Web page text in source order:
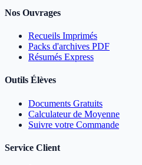
Nos Ouvrages
Recueils Imprimés
Packs d'archives PDF
Résumés Express
Outils Élèves
Documents Gratuits
Calculateur de Moyenne
Suivre votre Commande
Service Client